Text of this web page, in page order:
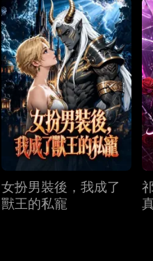
女扮男裝後，我成了
獸王的私寵